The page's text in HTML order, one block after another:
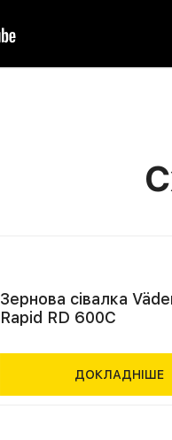
Зернова сівалка
Rapid RD 600C
ДОКЛАДНІШЕ